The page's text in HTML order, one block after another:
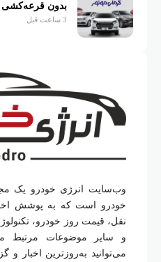
بدون قرعه‌کشی
3 ساعت قبل
وب‌سایت انرژی خودرو یک
خودرو است که به پوشش
نقل، قیمت روز خودرو،
و سایر موضوعات مرتبط
می‌توانید به‌روزترین اخبار